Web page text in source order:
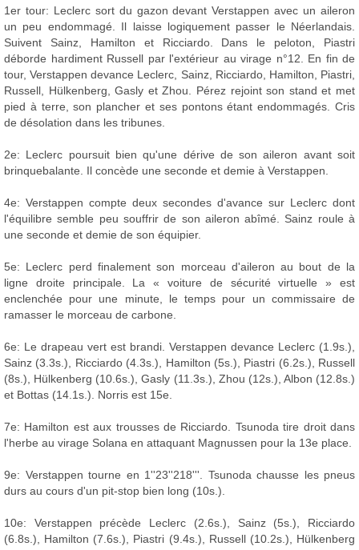
1er tour: Leclerc sort du gazon devant Verstappen avec un aileron
un peu endommagé. Il laisse logiquement passer le Néerlandais.
Suivent Sainz, Hamilton et Ricciardo. Dans le peloton, Piastri
déborde hardiment Russell par l'extérieur au virage n°12. En fin de
tour, Verstappen devance Leclerc, Sainz, Ricciardo, Hamilton, Piastri,
Russell, Hülkenberg, Gasly et Zhou. Pérez rejoint son stand et met
pied à terre, son plancher et ses pontons étant endommagés. Cris
de désolation dans les tribunes.
2e: Leclerc poursuit bien qu'une dérive de son aileron avant soit
brinquebalante. Il concède une seconde et demie à Verstappen.
4e: Verstappen compte deux secondes d'avance sur Leclerc dont
l'équilibre semble peu souffrir de son aileron abîmé. Sainz roule à
une seconde et demie de son équipier.
5e: Leclerc perd finalement son morceau d'aileron au bout de la
ligne droite principale. La « voiture de sécurité virtuelle » est
enclenchée pour une minute, le temps pour un commissaire de
ramasser le morceau de carbone.
6e: Le drapeau vert est brandi. Verstappen devance Leclerc (1.9s.),
Sainz (3.3s.), Ricciardo (4.3s.), Hamilton (5s.), Piastri (6.2s.), Russell
(8s.), Hülkenberg (10.6s.), Gasly (11.3s.), Zhou (12s.), Albon (12.8s.)
et Bottas (14.1s.). Norris est 15e.
7e: Hamilton est aux trousses de Ricciardo. Tsunoda tire droit dans
l'herbe au virage Solana en attaquant Magnussen pour la 13e place.
9e: Verstappen tourne en 1''23''218'''. Tsunoda chausse les pneus
durs au cours d'un pit-stop bien long (10s.).
10e: Verstappen précède Leclerc (2.6s.), Sainz (5s.), Ricciardo
(6.8s.), Hamilton (7.6s.), Piastri (9.4s.), Russell (10.2s.), Hülkenberg